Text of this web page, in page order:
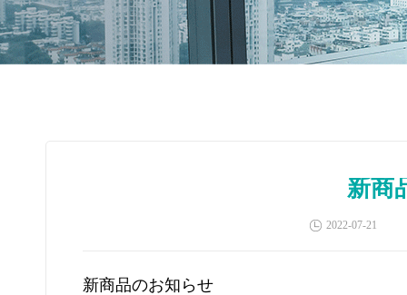
新商
2022-07-21
新商品のお知らせ